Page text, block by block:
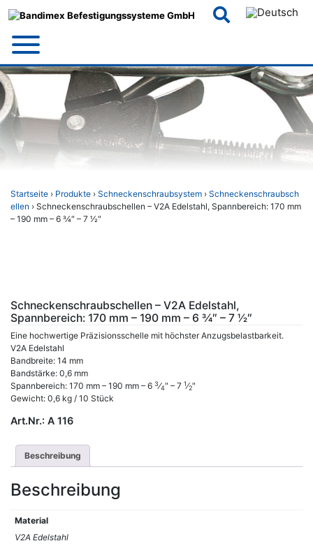
Startseite › Produkte › Schneckenschraubsystem › Schneckenschraubsch
ellen › Schneckenschraubschellen – V2A Edelstahl, Spannbereich: 170 mm
– 190 mm – 6 3⁄4″ – 7 1⁄2″
Schneckenschraubschellen – V2A Edelstahl,
Spannbereich: 170 mm – 190 mm – 6 3⁄4″ – 7 1⁄2″
Eine hochwertige Präzisionsschelle mit höchster Anzugsbelastbarkeit.
V2A Edelstahl
Bandbreite: 14 mm
Bandstärke: 0,6 mm
Spannbereich: 170 mm – 190 mm – 6 3⁄4″ – 7 1⁄2″
Gewicht: 0,6 kg / 10 Stück
Art.Nr.: A 116
Beschreibung
Beschreibung
Material
V2A Edelstahl